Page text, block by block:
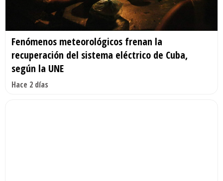
Fenómenos meteorológicos frenan la
recuperación del sistema eléctrico de Cuba,
según la UNE
Hace 2 días